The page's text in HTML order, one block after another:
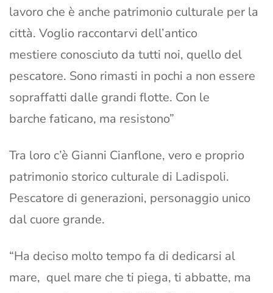
lavoro che è anche patrimonio culturale per la
città. Voglio raccontarvi dell’antico
mestiere conosciuto da tutti noi, quello del
pescatore. Sono rimasti in pochi a non essere
sopraffatti dalle grandi flotte. Con le
barche faticano, ma resistono”
Tra loro c’è Gianni Cianflone, vero e proprio
patrimonio storico culturale di Ladispoli.
Pescatore di generazioni, personaggio unico
dal cuore grande.
“Ha deciso molto tempo fa di dedicarsi al
mare, quel mare che ti piega, ti abbatte, ma